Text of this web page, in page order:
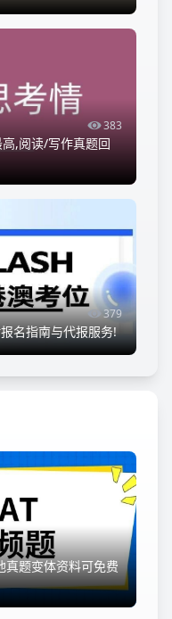
383
,阅读/写作真题回
379
名指南与代报服务!
真题变体资料可免费